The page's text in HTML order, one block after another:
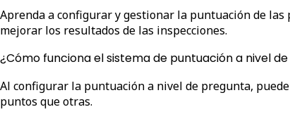
Aprenda a configurar y gestionar la puntuación de
mejorar los resultados de las inspecciones.
¿Cómo funciona el sistema de puntuación a nivel
Al configurar la puntuación a nivel de pregunta,
puntos que otras.